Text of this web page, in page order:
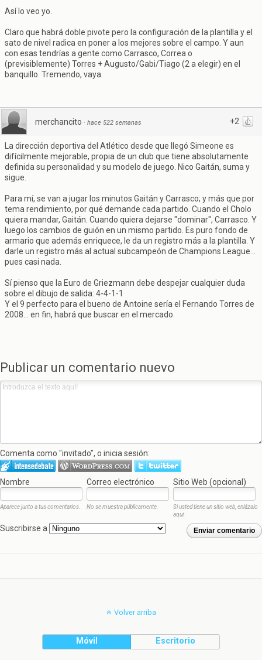
Así lo veo yo.
Claro que habrá doble pivote pero la configuración de la plantilla y el
sato de nivel radica en poner a los mejores sobre el campo. Y aun
con esas tendrías a gente como Carrasco, Correa o
(previsiblemente) Torres + Augusto/Gabi/Tiago (2 a elegir) en el
banquillo. Tremendo, vaya.
+2
merchancito · hace 522 semanas
La dirección deportiva del Atlético desde que llegó Simeone es
difícilmente mejorable, propia de un club que tiene absolutamente
definida su personalidad y su modelo de juego. Nico Gaitán, suma y
sigue.
Para mí, se van a jugar los minutos Gaitán y Carrasco; y más que por
tema rendimiento, por qué demande cada partido. Cuando el Cholo
quiera mandar, Gaitán. Cuando quiera dejarse "dominar", Carrasco. Y
luego los cambios de guión en un mismo partido. Es puro fondo de
armario que además enriquece, le da un registro más a la plantilla. Y
darle un registro más al actual subcampeón de Champions League...
pues casi nada.
Sí pienso que la Euro de Griezmann debe despejar cualquier duda
sobre el dibujo de salida: 4-4-1-1
Y el 9 perfecto para el bueno de Antoine sería el Fernando Torres de
2008... en fin, habrá que buscar en el mercado.
Publicar un comentario nuevo
Comenta como "invitado", o inicia sesión:
Nombre Correo electrónico Sitio Web (opcional)
Aparece junto a tus comentarios. No se muestra públicamente.
Si usted tiene un sitio web, enlázalo
aquí.
Enviar comentario
Suscribirse a
Volver arriba
Móvil Escritorio